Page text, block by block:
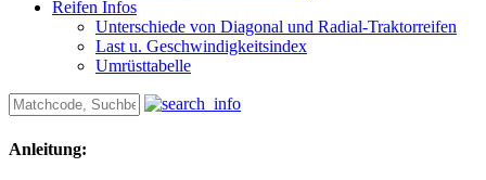
Reifen Infos
Unterschiede von Diagonal und Radial-Traktorreifen
Last u. Geschwindigkeitsindex
Umrüsttabelle
Anleitung: